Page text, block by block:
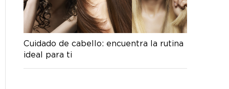
Cuidado de cabello: encuentra la rutina
ideal para ti